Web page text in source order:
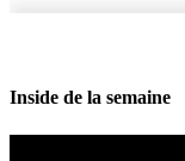
Inside de la semaine